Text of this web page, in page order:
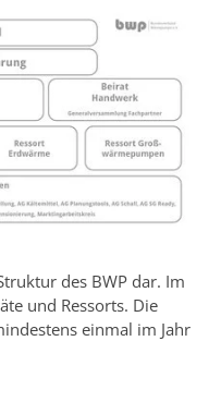
des BWP dar. Im
und Ressorts. Die
einmal im Jahr